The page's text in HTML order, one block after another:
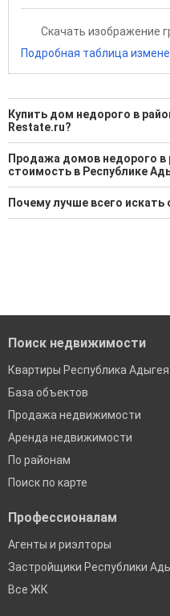
Скачать изображение
Подробная таблица
Купить дом недорого в
Restate.ru?
Поможем Купить дом
Красногвардейский?
Воспользуйтесь нашим
подбора подходящего
Продажа домов недорого в
стоимость в Республике
Минимальная цена: 5 231
730 Р; Средняя: 5 231 733 Р
Почему лучше всего искать
Поиск недвижимости
Квартиры Республика Адыгея
База объектов
Продажа недвижимости
Аренда недвижимости
По районам
Поиск по карте
Профессионалам
Агенты и риэлторы
Застройщики Республики
Все ЖК